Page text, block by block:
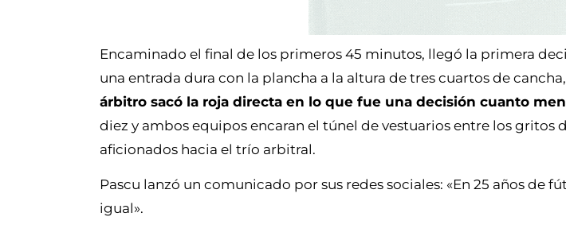
Encaminado el final de los primeros 45 minutos, llegó la primera
una entrada dura con la plancha a la altura de tres cuartos de
árbitro sacó la roja directa en lo que fue una decisión cuanto
diez y ambos equipos encaran el túnel de vestuarios entre los gritos
aficionados hacia el trío arbitral.
Pascu lanzó un comunicado por sus redes sociales: «En 25 años de
igual».